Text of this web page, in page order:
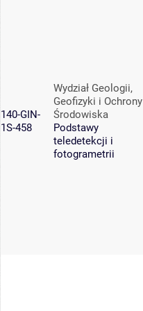
140-GIN-
1S-458
Wydział Geologii,
Geofizyki i Ochrony
Środowiska
Podstawy
teledetekcji i
fotogrametrii